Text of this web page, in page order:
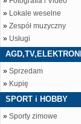
» Lokale weselne
» Zespół muzyczny
» Usługi
» Sprzedam
» Kupię
SPORT i HOBBY
» Sporty zimowe